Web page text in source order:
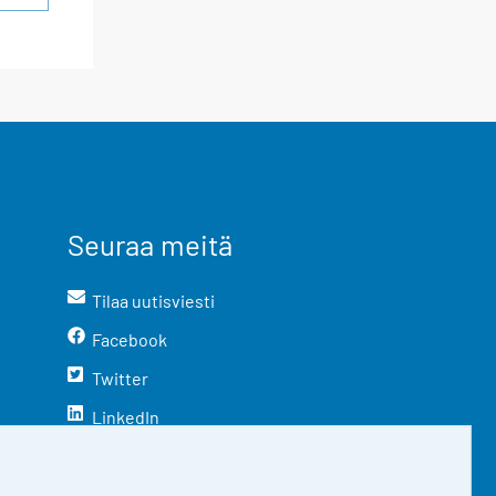
Seuraa meitä
Tilaa uutisviesti
Facebook
Twitter
LinkedIn